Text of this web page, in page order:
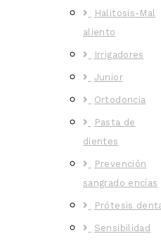
Halitosis-Mal
aliento
Irrigadores
Junior
Ortodoncia
Pasta de
dientes
Prevención
sangrado encías
Prótesis
Sensibilidad